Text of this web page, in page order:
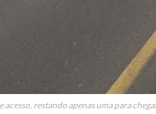
restando apenas uma para